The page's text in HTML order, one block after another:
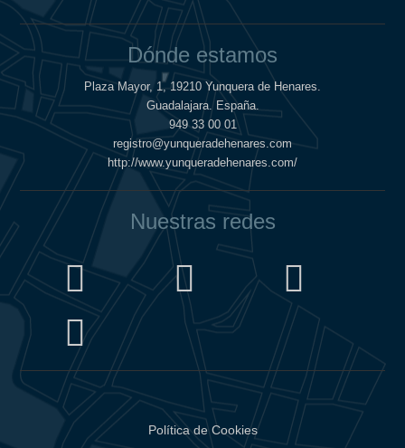
Dónde estamos
Plaza Mayor, 1, 19210 Yunquera de Henares.
Guadalajara. España.
949 33 00 01
registro@yunqueradehenares.com
http://www.yunqueradehenares.com/
Nuestras redes
Política de Cookies